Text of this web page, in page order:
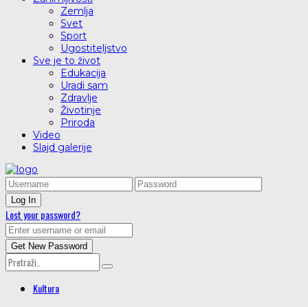
Zemlja
Svet
Sport
Ugostiteljstvo
Sve je to život
Edukacija
Uradi sam
Zdravlje
Životinje
Priroda
Video
Slajd galerije
Lost your password?
Kultura